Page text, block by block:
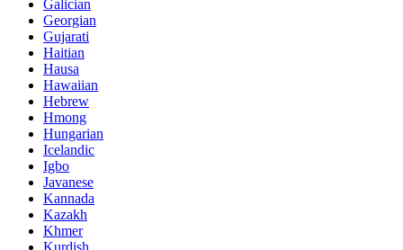
Galician
Georgian
Gujarati
Haitian
Hausa
Hawaiian
Hebrew
Hmong
Hungarian
Icelandic
Igbo
Javanese
Kannada
Kazakh
Khmer
Kurdish